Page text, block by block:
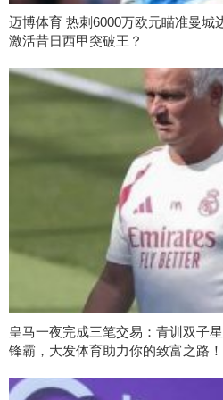
迈博体育 热刺6000万欧元瞄准曼城
激活昔日西甲突破王？
皇马一夜完成三笔交易：青训双子
锋霸，大发体育助力你的致富之路！